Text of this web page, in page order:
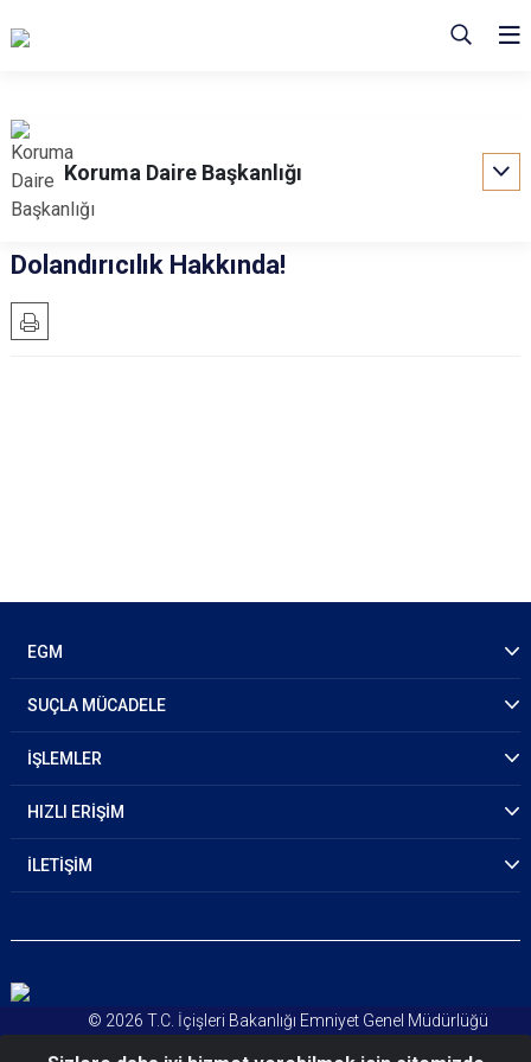
Koruma Daire Başkanlığı
Dolandırıcılık Hakkında!
EGM
SUÇLA MÜCADELE
İŞLEMLER
HIZLI ERİŞİM
İLETİŞİM
© 2026 T.C. İçişleri Bakanlığı Emniyet Genel Müdürlüğü